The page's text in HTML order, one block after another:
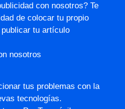
con nosotros? Te
de colocar tu propio
tu artículo
nosotros
tus problemas con la
tecnologías.